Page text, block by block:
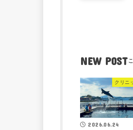
NEW POST
クリニ
2026.06.24